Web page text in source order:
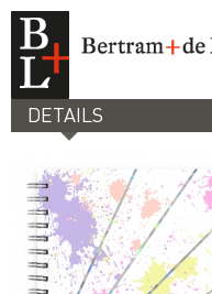
DETAILS